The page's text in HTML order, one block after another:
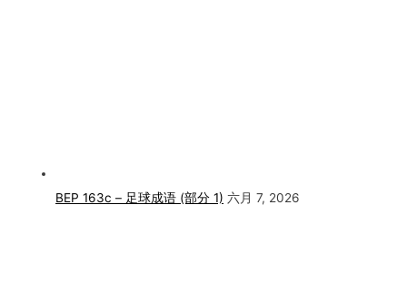
BEP 163c – 足球成语 (部分 1) 六月 7, 2026